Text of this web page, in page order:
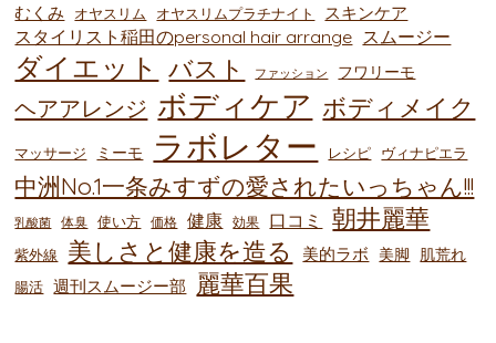
むくみ オヤスリム オヤスリムプラチナイト スキンケア
スタイリスト稲田のpersonal hair arrange スムージー
ダイエット バスト ファッション フワリーモ
ヘアアレンジ ボディケア ボディメイク
マッサージ ミーモ ラボレター レシピ ヴィナピエラ
中洲No.1一条みすずの愛されたいっちゃん!!!
乳酸菌 体臭 使い方 価格 健康 効果 口コミ 朝井麗華
紫外線 美しさと健康を造る 美的ラボ 美脚 肌荒れ
腸活 週刊スムージー部 麗華百果